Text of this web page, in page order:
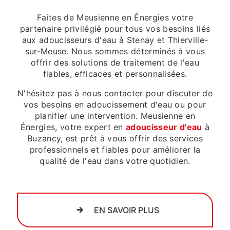
Faites de Meusienne en Énergies votre
partenaire privilégié pour tous vos besoins liés
aux adoucisseurs d'eau à Stenay et Thierville-
sur-Meuse. Nous sommes déterminés à vous
offrir des solutions de traitement de l'eau
fiables, efficaces et personnalisées.
N'hésitez pas à nous contacter pour discuter de
vos besoins en adoucissement d'eau ou pour
planifier une intervention. Meusienne en
Énergies, votre expert enadoucisseur d'eau à
Buzancy, est prêt à vous offrir des services
professionnels et fiables pour améliorer la
qualité de l'eau dans votre quotidien.
EN SAVOIR PLUS